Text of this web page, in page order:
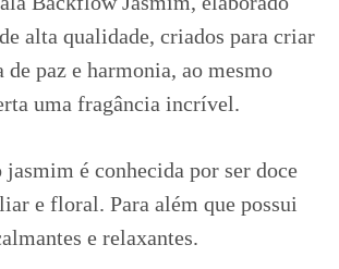
alta qualidade, criados para criar
de paz e harmonia, ao mesmo
uma fragância incrível.
jasmim é conhecida por ser doce
e floral. Para além que possui
e relaxantes.